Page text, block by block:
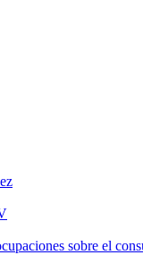
sobre el